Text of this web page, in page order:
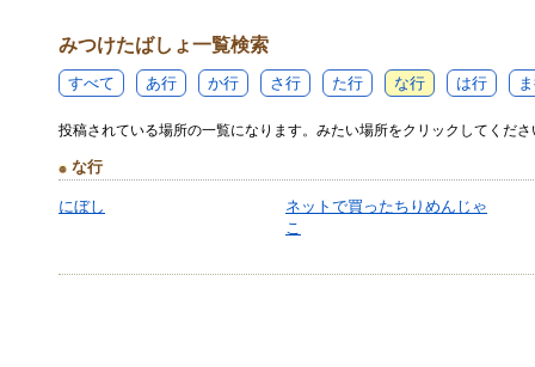
みつけたばしょ一覧検索
すべて あ行 か行 さ行 た行 な行 は行
投稿されている場所の一覧になります。みたい場所をクリックしてくださ
な行
にぼし
ネットで買ったちりめんじゃ
こ